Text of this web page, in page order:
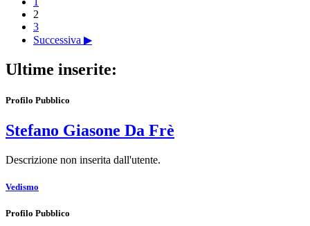
2
3
Successiva ▶
Ultime inserite:
Profilo Pubblico
Stefano Giasone Da Frè
Descrizione non inserita dall'utente.
Vedismo
Profilo Pubblico